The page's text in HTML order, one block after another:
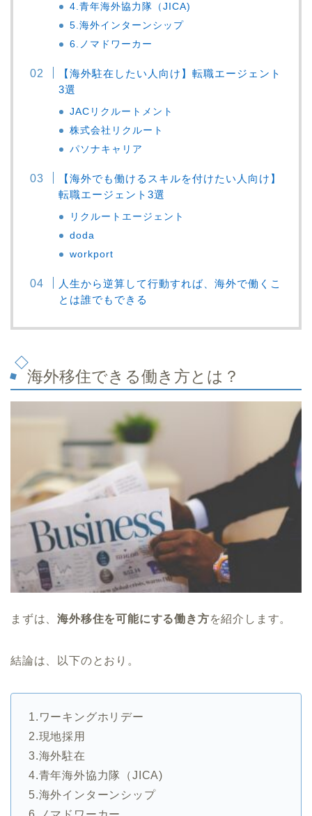
4.青年海外協力隊（JICA)
5.海外インターンシップ
6.ノマドワーカー
【海外駐在したい人向け】転職エージェント
3選
JACリクルートメント
株式会社リクルート
パソナキャリア
【海外でも働けるスキルを付けたい人向け】
転職エージェント3選
リクルートエージェント
doda
workport
人生から逆算して行動すれば、海外で働くこ
とは誰でもできる
海外移住できる働き方とは？
まずは、海外移住を可能にする働き方を紹介します。
結論は、以下のとおり。
1.ワーキングホリデー
2.現地採用
3.海外駐在
4.青年海外協力隊（JICA)
5.海外インターンシップ